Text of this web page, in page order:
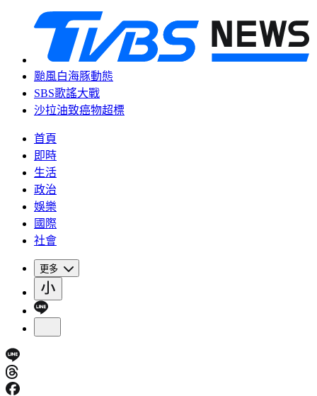
颱風白海豚動態
SBS歌謠大戰
沙拉油致癌物超標
首頁
即時
生活
政治
娛樂
國際
社會
更多